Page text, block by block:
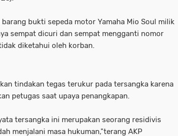
barang bukti sepeda motor Yamaha Mio Soul milik
sempat dicuri dan sempat mengganti nomor
diketahui oleh korban.
tindakan tegas terukur pada tersangka karena
petugas saat upaya penangkapan.
tersangka ini merupakan seorang residivis
menjalani masa hukuman,"terang AKP